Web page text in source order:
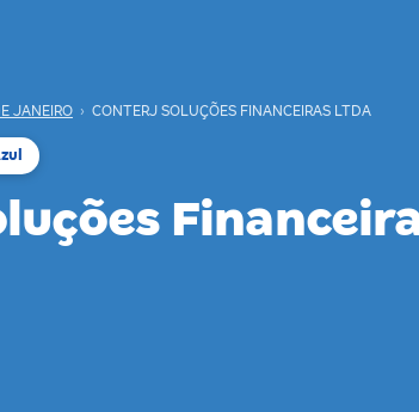
JANEIRO › CONTERJ SOLUÇÕES FINANCEIRAS LTDA